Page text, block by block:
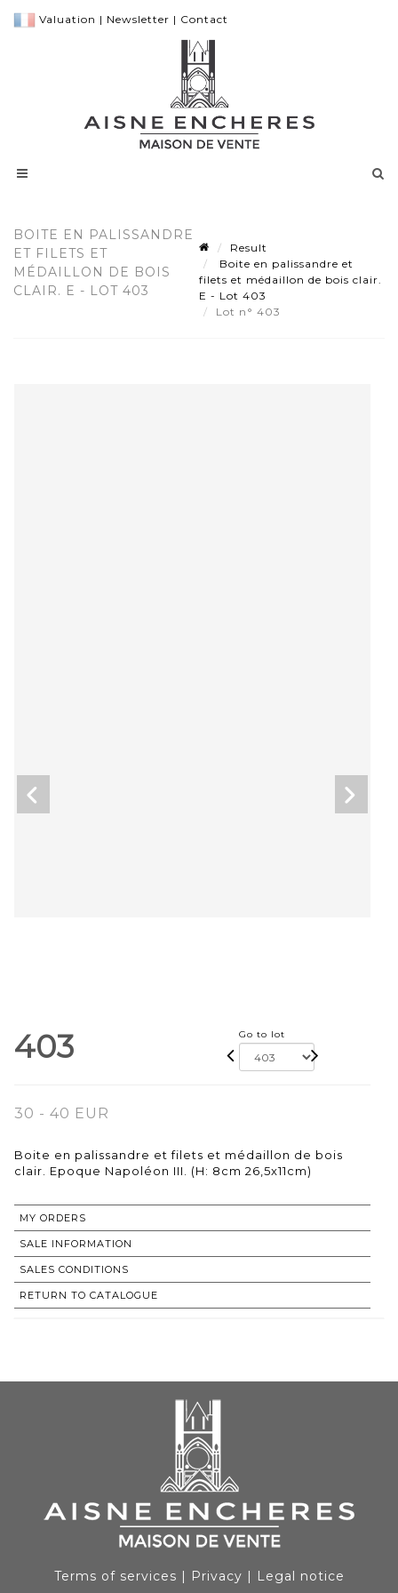
Valuation | Newsletter | Contact
BOITE EN PALISSANDRE
ET FILETS ET
MÉDAILLON DE BOIS
CLAIR. E - LOT 403
Result
Boite en palissandre et
filets et médaillon de bois clair.
E - Lot 403
Lot n° 403
403 Go to lot
30 - 40 EUR
Boite en palissandre et filets et médaillon de bois
clair. Epoque Napoléon III. (H: 8cm 26,5x11cm)
MY ORDERS
SALE INFORMATION
SALES CONDITIONS
RETURN TO CATALOGUE
Terms of services | Privacy | Legal notice